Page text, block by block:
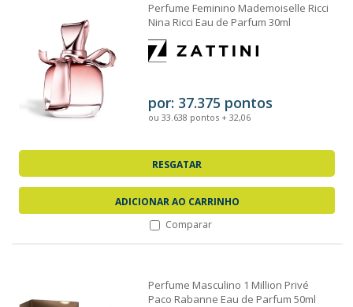
Perfume Feminino Mademoiselle Ricci
Nina Ricci Eau de Parfum 30ml
por: 37.375 pontos
ou 33.638 pontos + 32,06
RESGATAR
ADICIONAR AO CARRINHO
Comparar
Perfume Masculino 1 Million Privé
Paco Rabanne Eau de Parfum 50ml